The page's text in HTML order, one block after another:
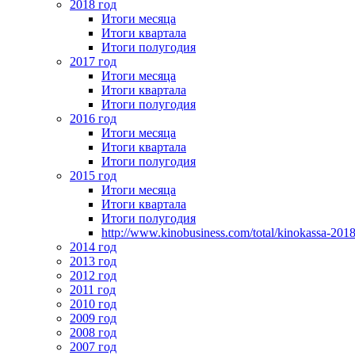
2018 год
Итоги месяца
Итоги квартала
Итоги полугодия
2017 год
Итоги месяца
Итоги квартала
Итоги полугодия
2016 год
Итоги месяца
Итоги квартала
Итоги полугодия
2015 год
Итоги месяца
Итоги квартала
Итоги полугодия
http://www.kinobusiness.com/total/kinokassa-
2014 год
2013 год
2012 год
2011 год
2010 год
2009 год
2008 год
2007 год